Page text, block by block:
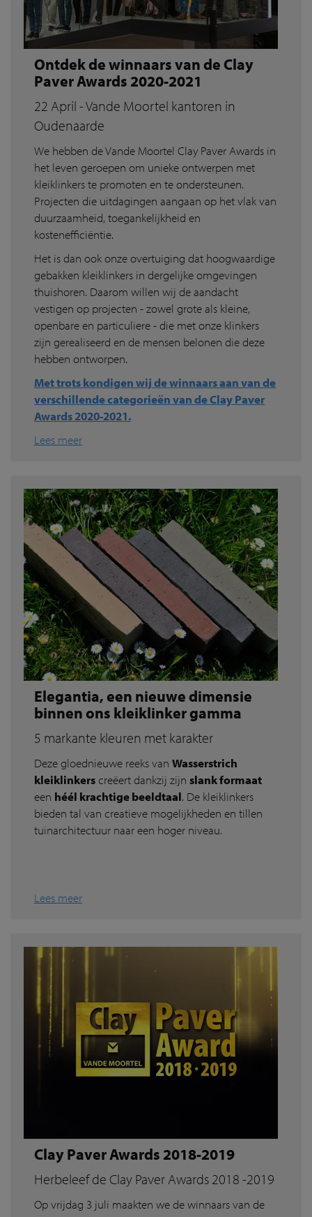
Ontdek de winnaars van de Clay
Paver Awards 2020-2021
22 April - Vande Moortel kantoren in
Oudenaarde
We hebben de Vande Moortel Clay Paver Awards in
het leven geroepen om unieke ontwerpen met
kleiklinkers te promoten en te ondersteunen.
Projecten die uitdagingen aangaan op het vlak van
duurzaamheid, toegankelijkheid en
kostenefficiëntie.
Het is dan ook onze overtuiging dat hoogwaardige
gebakken kleiklinkers in dergelijke omgevingen
thuishoren. Daarom willen wij de aandacht
vestigen op projecten - zowel grote als kleine,
openbare en particuliere - die met onze klinkers
zijn gerealiseerd en de mensen belonen die deze
hebben ontworpen.
Met trots kondigen wij de winnaars aan van de
verschillende categorieën van de Clay Paver
Awards 2020-2021.
Lees meer
Elegantia, een nieuwe dimensie
binnen ons kleiklinker gamma
5 markante kleuren met karakter
Deze gloednieuwe reeks van Wasserstrich
kleiklinkerscreëert dankzij zijn slank formaat
een héél krachtige beeldtaal. De kleiklinkers
bieden tal van creatieve mogelijkheden en tillen
tuinarchitectuur naar een hoger niveau.
Lees meer
Clay Paver Awards 2018-2019
Herbeleef de Clay Paver Awards 2018 -2019
Op vrijdag 3 juli maakten we de winnaars van de